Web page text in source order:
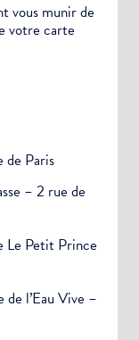
vous munir de
votre carte
de Paris
– 2 rue de
Le Petit Prince
l’Eau Vive –